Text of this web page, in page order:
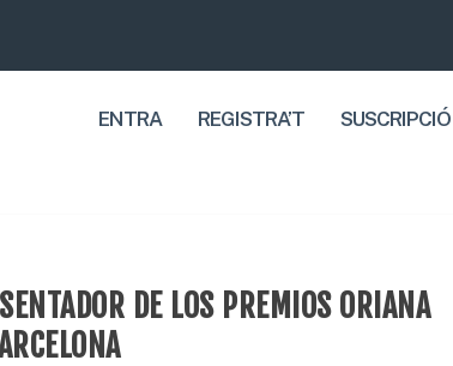
ENTRA REGISTRA’T
DE LOS PREMIOS ORIANA